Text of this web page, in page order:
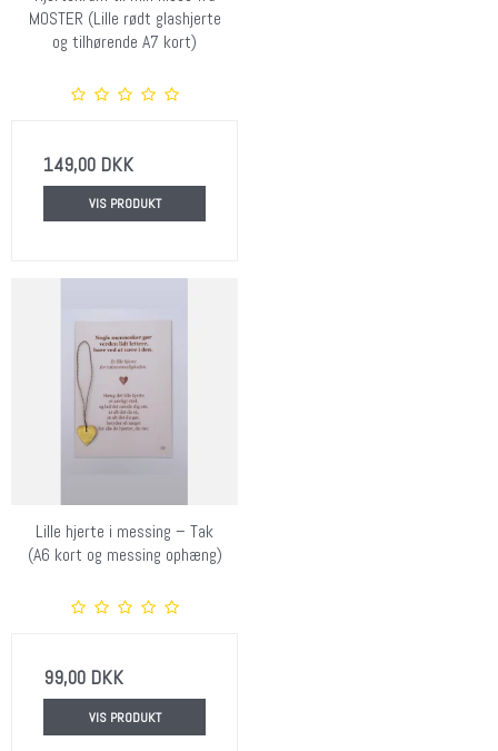
MOSTER (Lille rødt glashjerte
og tilhørende A7 kort)
149,00 DKK
VIS PRODUKT
Lille hjerte i messing – Tak
(A6 kort og messing ophæng)
99,00 DKK
VIS PRODUKT